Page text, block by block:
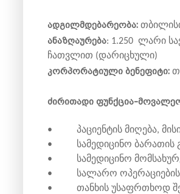
ადგილმდებარეობა:
ანაზღაურება: 1.250 ლარი
ჩათვლით (დარიცხული)
კორპორატიული ბენეფიტი:
ძირითადი ფუნქცია-
• პაციენტის მიღება,
• სამედიცინო ბარათის
• სამედიცინო
• სალარო ოპერაციების
• თანხის უსაფრთხოდ